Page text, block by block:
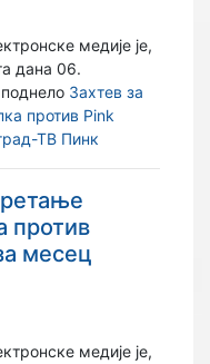
медије је,
дана 06.
Захтев за
против Pink
ТВ Пинк
против
месец
медије је,